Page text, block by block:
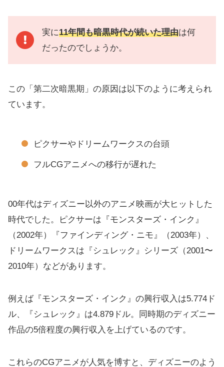
実に11年間も暗黒時代が続いた理由は何
だったのでしょうか。
この「第二次暗黒期」の原因は以下のように考えられ
ています。
ピクサーやドリームワークスの台頭
フルCGアニメへの移行が遅れた
00年代はディズニー以外のアニメ映画が大ヒットした
時代でした。ピクサーは『モンスターズ・インク』
（2002年）『ファインディング・ニモ』（2003年）、
ドリームワークスは『シュレック』シリーズ（2001〜
2010年）などがあります。
例えば『モンスターズ・インク』の興行収入は5.774ド
ル、『シュレック』は4.879ドル。同時期のディズニー
作品の5倍程度の興行収入を上げているのです。
これらのCGアニメが人気を博すと、ディズニーのよう